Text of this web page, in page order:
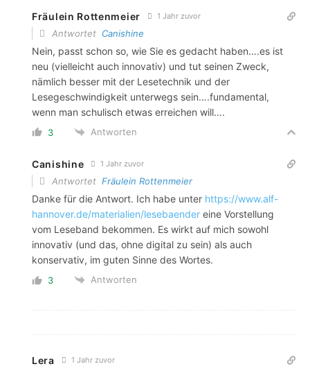
Fräulein Rottenmeier 1 Jahr zuvor
Antwortet Canishine
Nein, passt schon so, wie Sie es gedacht haben….es ist
neu (vielleicht auch innovativ) und tut seinen Zweck,
nämlich besser mit der Lesetechnik und der
Lesegeschwindigkeit unterwegs sein….fundamental,
wenn man schulisch etwas erreichen will….
3 Antworten
Canishine 1 Jahr zuvor
Antwortet Fräulein Rottenmeier
Danke für die Antwort. Ich habe unter https://www.alf-
hannover.de/materialien/lesebaender eine Vorstellung
vom Leseband bekommen. Es wirkt auf mich sowohl
innovativ (und das, ohne digital zu sein) als auch
konservativ, im guten Sinne des Wortes.
3 Antworten
Lera 1 Jahr zuvor